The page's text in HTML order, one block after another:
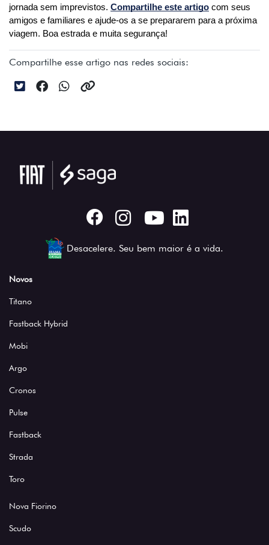
jornada sem imprevistos. Compartilhe este artigo com seus
amigos e familiares e ajude-os a se prepararem para a próxima
viagem. Boa estrada e muita segurança!
Compartilhe esse artigo nas redes sociais:
Desacelere. Seu bem maior é a vida.
Novos
Titano
Fastback Hybrid
Mobi
Argo
Cronos
Pulse
Fastback
Strada
Toro
Nova Fiorino
Scudo